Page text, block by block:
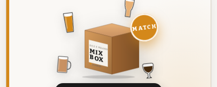
DEZE MAAND
MIX
BOX
8 BIEREN
MATCH